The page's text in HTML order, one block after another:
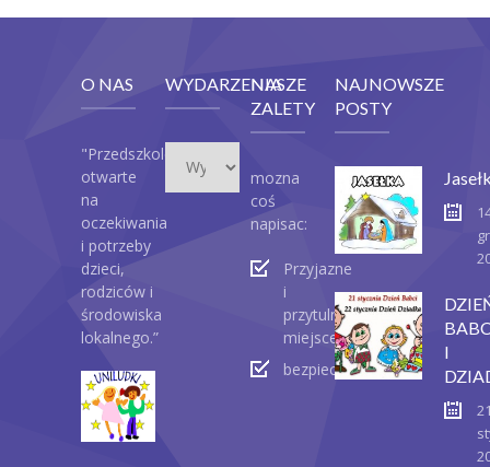
O NAS
"Przedszkole
otwarte
na
oczekiwania
i potrzeby
dzieci,
rodziców i
środowiska
lokalnego.”
WYDARZENIA
NASZE
ZALETY
mozna
coś
napisac:
Przyjazne
i
przytulne
miejsce
bezpieczeństwo
NAJNOWSZE
POSTY
I